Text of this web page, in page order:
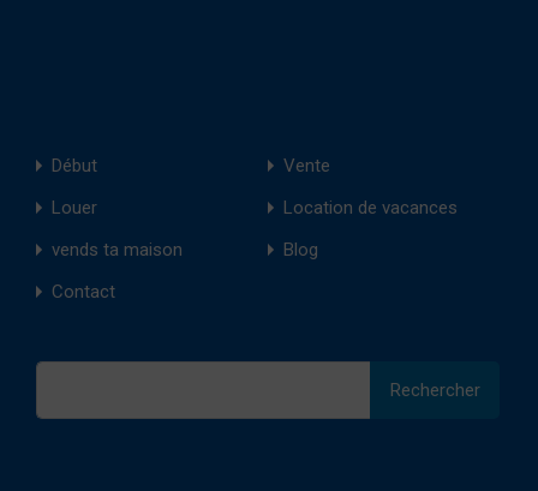
Début
Vente
Louer
Location de vacances
vends ta maison
Blog
Contact